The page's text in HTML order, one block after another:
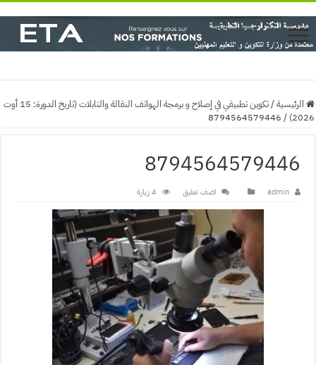
الرئيسية/
تكوين تطبيقي في إصلاح و برمجة الهواتف النقالة والتابلات (تاريخ الدورة: 15 أوت
2026)
/
8794564579446
8794564579446
admin اضف تعليق 4 زيارة